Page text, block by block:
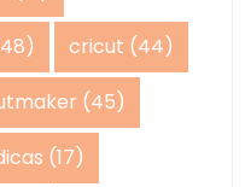
cricut (44)
(45)
(17)